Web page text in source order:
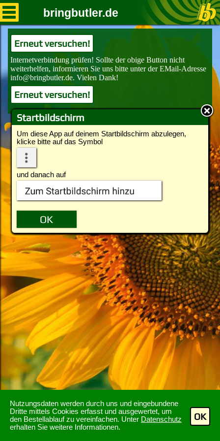
Nutzungsdaten werden durch uns und eingebundene
Dritte mittels Cookies erfasst und ausgewertet, um
den Bestellablauf zu vereinfachen. Unter Datenschutz
erhalten Sie weitere Informationen.
OK
Startbildschirm
Um diese App auf deinem Startbildschirm abzulegen,
klicke bitte auf das Symbol
und danach auf
bringbutler.de
Erneut versuchen!
Erneut versuchen!